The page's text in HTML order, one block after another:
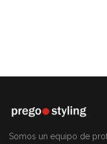
Somos un equipo de